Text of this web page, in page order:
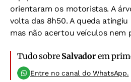
orientaram os motoristas. A
volta das 8h50. A queda
mas não acertou veículos nem
Tudo sobre Salvadorem
Entre no canal do WhatsApp.